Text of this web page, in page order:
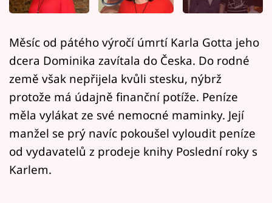
Sledujte nás
Měsíc od pátého výročí úmrtí Karla Gotta jeho
dcera Dominika zavítala do Česka. Do rodné
země však nepřijela kvůli stesku, nýbrž
protože má údajně finanční potíže. Peníze
měla vylákat ze své nemocné maminky. Její
manžel se prý navíc pokoušel vyloudit peníze
od vydavatelů z prodeje knihy Poslední roky s
Karlem.